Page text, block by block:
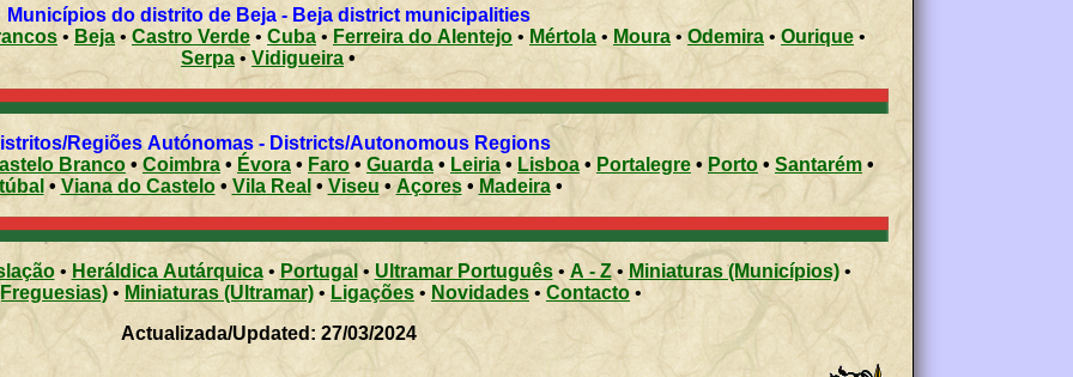
Municípios do distrito de Beja - Beja district municipalities
• Beja • Castro Verde • Cuba• Ferreira do Alentejo • Mértola• Moura• Odemira • Ourique •
Serpa •Vidigueira •
Distritos/Regiões Autónomas - Districts/Autonomous Regions
Branco •Coimbra • Évora • Faro•Guarda • Leiria • Lisboa • Portalegre • Porto • Santarém •
•Viana do Castelo•Vila Real • Viseu•Açores • Madeira •
• Heráldica Autárquica•Portugal • Ultramar Português• A - Z• Miniaturas (Municípios)•
• Miniaturas (Ultramar) • Ligações • Novidades •Contacto •
Actualizada/Updated: 27/03/2024